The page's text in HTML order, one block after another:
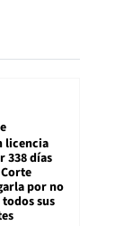
licencia
338 días
por no
sus